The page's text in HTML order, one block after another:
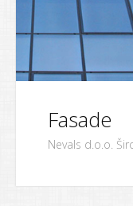
Fasade